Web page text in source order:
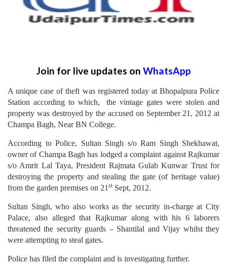
Join for live updates on WhatsApp
A unique case of theft was registered today at Bhopalpura Police
Station according to which, the vintage gates were stolen and
property was destroyed by the accused on September 21, 2012 at
Champa Bagh, Near BN College.
According to Police, Sultan Singh s/o Ram Singh Shekhawat,
owner of Champa Bagh has lodged a complaint against Rajkumar
s/o Amrit Lal Taya, President Rajmata Gulab Kunwar Trust for
destroying the property and stealing the gate (of heritage value)
from the garden premises on 21 st Sept, 2012.
Sultan Singh, who also works as the security in-charge at City
Palace, also alleged that Rajkumar along with his 6 laborers
threatened the security guards – Shantilal and Vijay whilst they
were attempting to steal gates.
Police has filed the complaint and is investigating further.